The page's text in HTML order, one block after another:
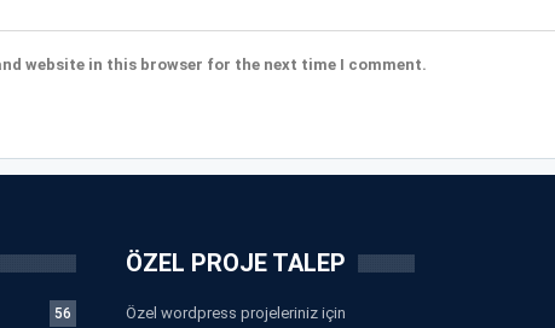
website in this browser for the next time I comment.
56
ÖZEL PROJE TALEP
Özel wordpress projeleriniz için